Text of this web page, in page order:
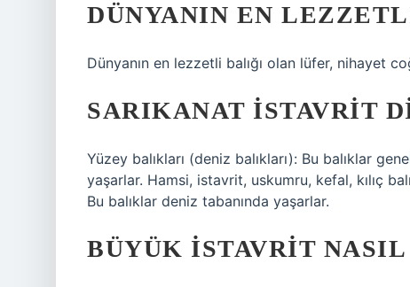
DÜNYANIN EN
Dünyanın en lezzetli balığı olan lüfer, nihayet
SARIKANAT ISTAVRIT
Yüzey balıkları (deniz balıkları): Bu balıklar
yaşarlar. Hamsi, istavrit, uskumru, kefal, kılıç
Bu balıklar deniz tabanında yaşarlar.
BÜYÜK ISTAVRIT